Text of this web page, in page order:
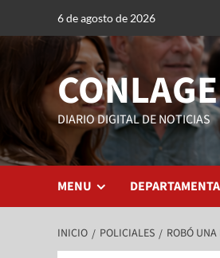
6 de agosto de 2026
DIARIO DIGITAL DE NOTICIAS
MENU
INICIO POLICIALES ROBÓ